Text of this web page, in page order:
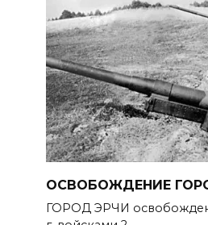
ОСВОБОЖДЕНИЕ
ГОРОД ЭРЧИ освобожден